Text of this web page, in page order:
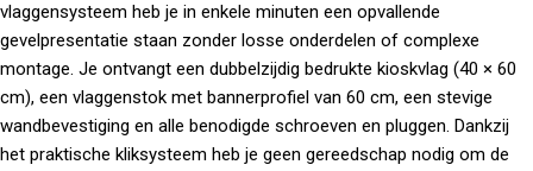
vlaggensysteem heb je in enkele minuten een opvallende
gevelpresentatie staan zonder losse onderdelen of complexe
montage. Je ontvangt een dubbelzijdig bedrukte kioskvlag (40 × 60
cm), een vlaggenstok met bannerprofiel van 60 cm, een stevige
wandbevestiging en alle benodigde schroeven en pluggen. Dankzij
het praktische kliksysteem heb je geen gereedschap nodig om de